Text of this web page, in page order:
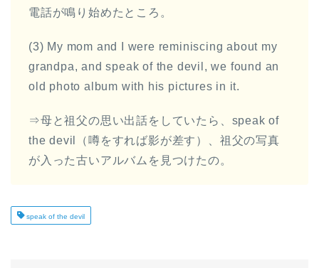
電話が鳴り始めたところ。
(3) My mom and I were reminiscing about my
grandpa, and speak of the devil, we found an
old photo album with his pictures in it.
⇒母と祖父の思い出話をしていたら、speak of
the devil（噂をすれば影が差す）、祖父の写真
が入った古いアルバムを見つけたの。
speak of the devil